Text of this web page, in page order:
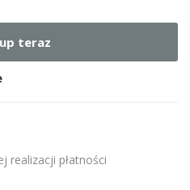
teraz
realizacji płatności